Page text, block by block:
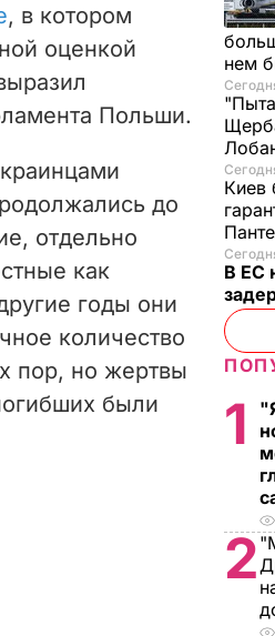
, в котором
оценкой
Польши.
до
отдельно
как
годы они
количество
пор, но жертвы
были
нем
Киев
В ЕС
1
2